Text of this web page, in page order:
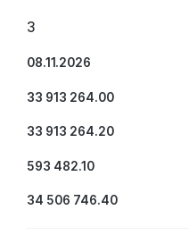
3
08.11.2026
33 913 264.00
33 913 264.20
593 482.10
34 506 746.40